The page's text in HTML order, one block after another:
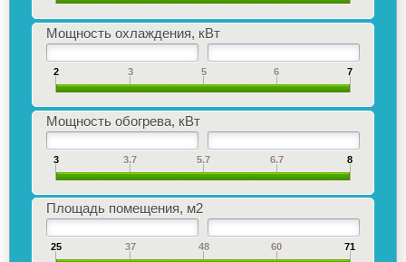
Мощность охлаждения, кВт
2 3 5 6 7
Мощность обогрева, кВт
3 3.7 5.7 6.7 8
Площадь помещения, м2
25 37 48 60 71